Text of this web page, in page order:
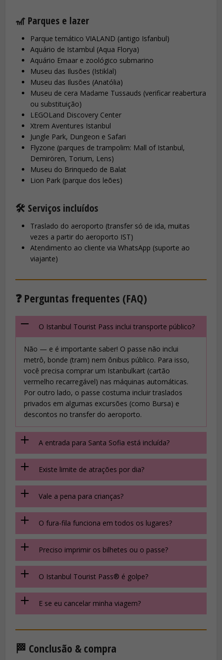
🎢 Parques e lazer
Parque temático VIALAND (antigo Isfanbul)
Aquário de Istambul (Aqua Florya)
Aquário Emaar e zoológico submarino
Museu das Ilusões (Istiklal)
Museu das Ilusões (Anatólia)
Museu de cera Madame Tussauds (verificar reabertura
ou substituição)
LEGOLand Discovery Center
Xtrem Aventures Istanbul
Jungle Park, Dungeon e Safari
Flyzone (parques de trampolim: Mall of Istanbul,
Demirören, Torium, Lens)
Museu do Brinquedo de Balat
Lion Park (parque dos leões)
🛠️ Serviços incluídos
Traslado do aeroporto (transfer só de ida, muitas
vezes a partir do aeroporto IST)
Atendimento ao cliente via WhatsApp (suporte ao
viajante)
❓ Perguntas frequentes (FAQ)
O Istanbul Tourist Pass inclui transporte público?
Não — e é importante saber! O passe não inclui
metrô, bonde (tram) nem ônibus público. Para isso,
você precisa comprar um Istanbulkart (cartão
vermelho recarregável) nas máquinas automáticas.
Por outro lado, o passe costuma incluir traslados
privados em algumas excursões (como Bursa) e
descontos no transfer do aeroporto.
A entrada para Santa Sofia está incluída?
Existe limite de atrações por dia?
Vale a pena para crianças?
O fura-fila funciona em todos os lugares?
Preciso imprimir os bilhetes ou o passe?
O Istanbul Tourist Pass® é golpe?
E se eu cancelar minha viagem?
🏁 Conclusão & compra